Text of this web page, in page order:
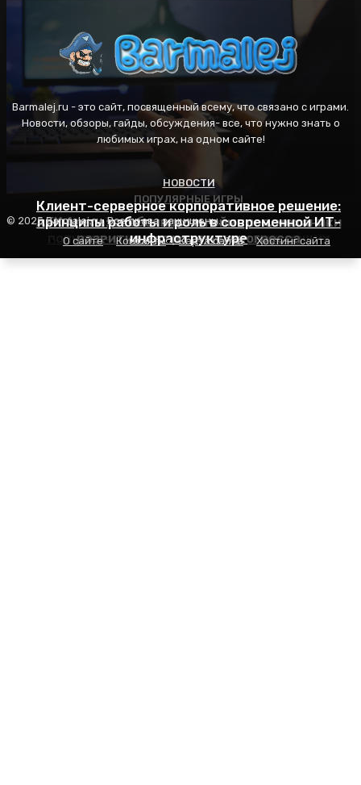
ПОПУЛЯРНЫЕ ИГРЫ
Пасьянс Косынка: правила игры, секреты
популярности и советы для начинающих
ПОПУЛЯРНЫЕ ИГРЫ
AFK Arena: особенности геймплея, механики
развития и стратегия прогресса
НОВОСТИ
Клиент-серверное корпоративное решение:
принципы работы и роль в современной ИТ-
инфраструктуре
Barmalej.ru - это сайт, посвященный всему, что связано с играми.
Новости, обзоры, гайды, обсуждения- все, что нужно знать о
любимых играх, на одном сайте!
© 2025 Barmalej.ru. Все права защищены.
О сайте
Контакты Карта сайта Хостинг сайта